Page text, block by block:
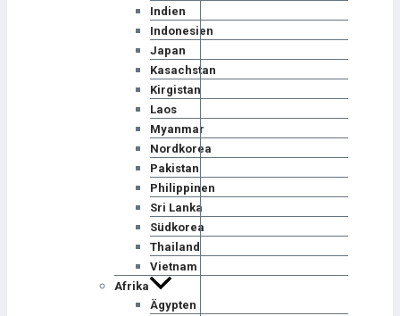
Indien
Indonesien
Japan
Kasachstan
Kirgistan
Laos
Myanmar
Nordkorea
Pakistan
Philippinen
Sri Lanka
Südkorea
Thailand
Vietnam
Afrika
Ägypten